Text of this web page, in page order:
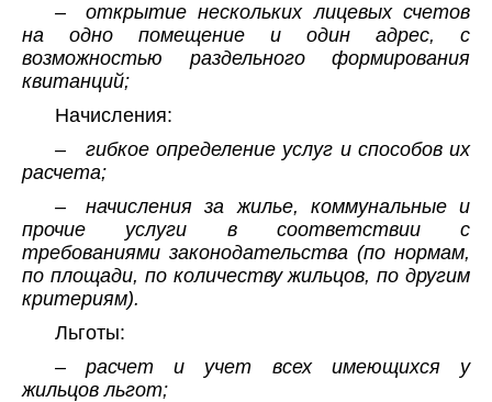
– открытие нескольких лицевых счетов
на одно помещение и один адрес, с
возможностью раздельного формирования
квитанций;
Начисления:
– гибкое определение услуг и способов их
расчета;
– начисления за жилье, коммунальные и
прочие услуги в соответствии с
требованиями законодательства (по нормам,
по площади, по количеству жильцов, по другим
критериям).
Льготы:
– расчет и учет всех имеющихся у
жильцов льгот;